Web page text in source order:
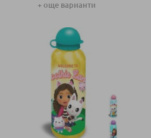
+ още варианти